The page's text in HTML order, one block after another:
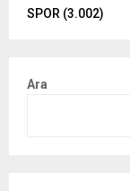
SPOR (3.002)
Ara